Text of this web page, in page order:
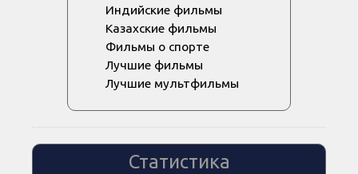
Индийские фильмы
Казахские фильмы
Фильмы о спорте
Лучшие фильмы
Лучшие мультфильмы
Статистика